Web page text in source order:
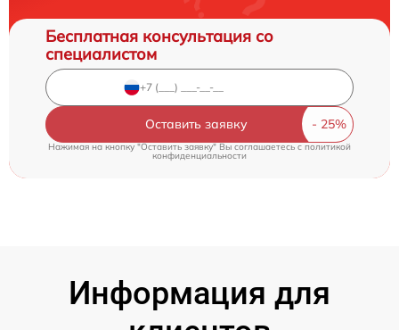
Бесплатная консультация со
специалистом
Оставить заявку
Нажимая на кнопку "Оставить заявку" Вы соглашаетесь cполитикой
конфиденциальности
Информация для